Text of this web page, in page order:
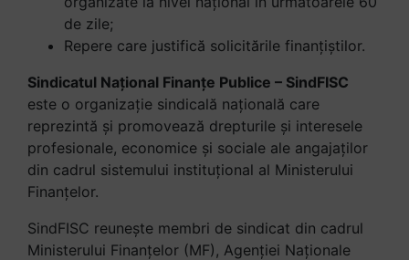
de zile;
Repere care justifică solicitările finanțiștilor.
Sindicatul Național Finanțe Publice – SindFISC
este o organizație sindicală națională care
reprezintă și promovează drepturile și interesele
profesionale, economice și sociale ale angajaților
din cadrul sistemului instituțional al Ministerului
Finanțelor.
SindFISC reunește membri de sindicat din cadrul
Ministerului Finanțelor (MF), Agenției Naționale